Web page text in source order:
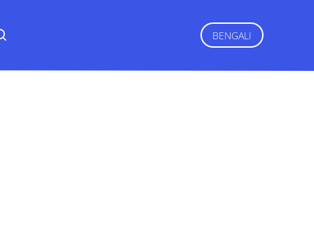
BENGALI